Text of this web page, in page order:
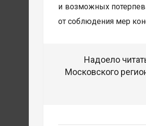
и возможных
от соблюдения мер
Надоело
Московского